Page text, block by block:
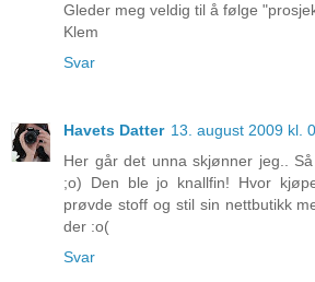
Gleder meg veldig til å følge
Klem
Svar
Havets Datter 13. august 2009 kl.
Her går det unna skjønner jeg..
;o) Den ble jo knallfin! Hvor
prøvde stoff og stil sin nettbutikk
der :o(
Svar